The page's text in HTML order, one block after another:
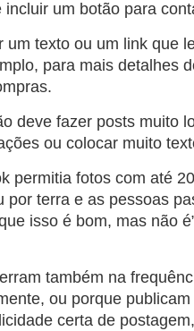
um botão para
um texto ou um link que
para mais detalhes
deve fazer posts muito
ou colocar muito
permitia fotos com até
por terra e as pessoas
isso é bom, mas não
também na
ou porque
certa de